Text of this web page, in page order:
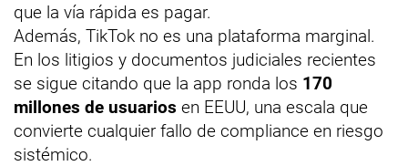
que la vía rápida es pagar.
Además, TikTok no es una plataforma marginal.
En los litigios y documentos judiciales recientes
se sigue citando que la app ronda los 170
millones de usuarios en EEUU, una escala que
convierte cualquier fallo de compliance en riesgo
sistémico.